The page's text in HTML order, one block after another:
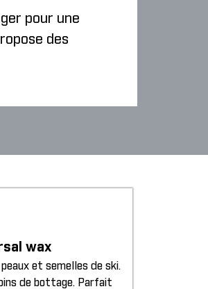
pour une
des
wax
et semelles de ski.
de bottage. Parfait